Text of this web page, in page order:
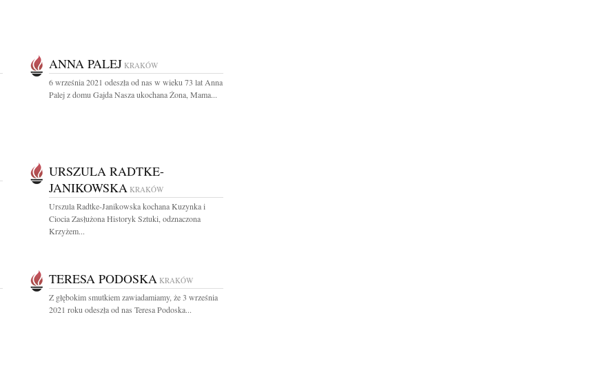
ANNA PALEJ KRAKÓW
6 września 2021 odeszła od nas w wieku 73 lat Anna
Palej z domu Gajda Nasza ukochana Żona, Mama...
URSZULA RADTKE-
JANIKOWSKA KRAKÓW
Urszula Radtke-Janikowska kochana Kuzynka i
Ciocia Zasłużona Historyk Sztuki, odznaczona
Krzyżem...
TERESA PODOSKA KRAKÓW
Z głębokim smutkiem zawiadamiamy, że 3 września
2021 roku odeszła od nas Teresa Podoska...